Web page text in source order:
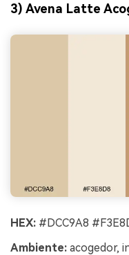
3) Avena Latte
HEX: #DCC9A8
Ambiente: acogedor,